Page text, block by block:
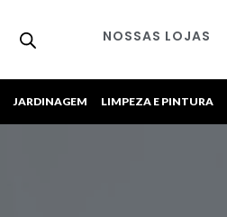
NOSSAS LOJAS
JARDINAGEM LIMPEZA E PINTURA